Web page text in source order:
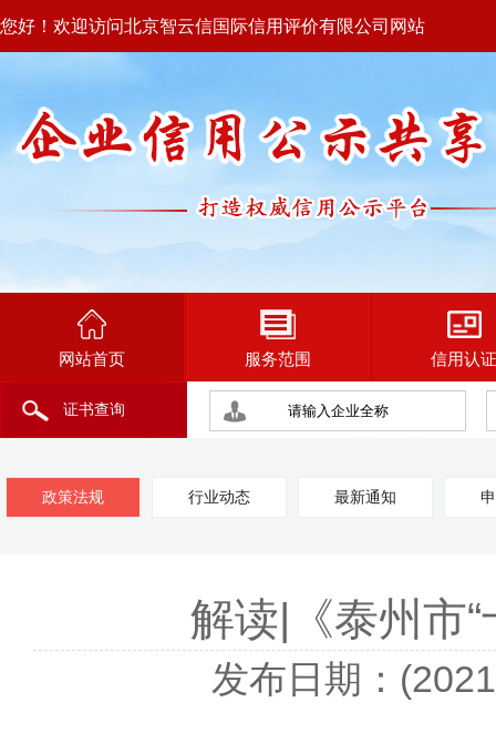
您好！欢迎访问北京智云信国际信用评价有限公司网站
网站首页 服务范围 信用认证
证书查询
政策法规 行业动态 最新通知
解读|《泰州市
发布日期：